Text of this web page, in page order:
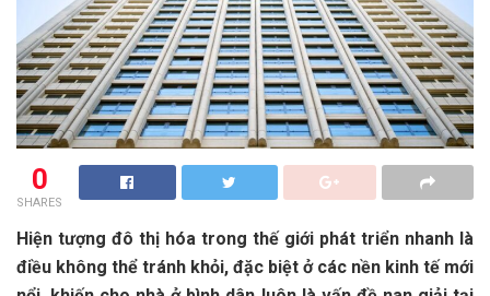
0
SHARES
Hiện tượng đô thị hóa trong thế giới phát triển nhanh là
điều không thể tránh khỏi, đặc biệt ở các nền kinh tế mới